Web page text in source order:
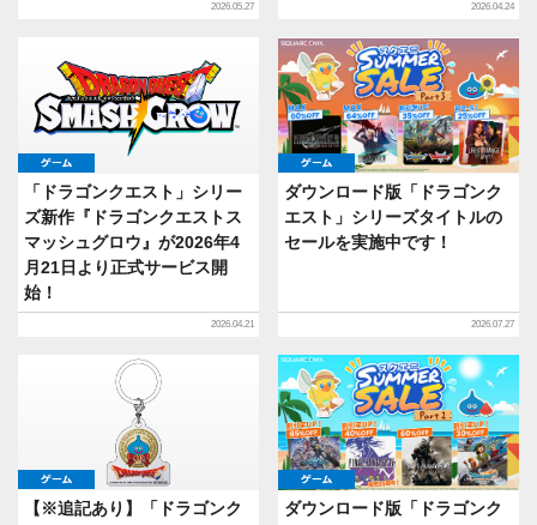
2026.05.27 2026.04.24
「ドラゴンクエスト」シリー
ズ新作『ドラゴンクエストス
マッシュグロウ』が2026年4
月21日より正式サービス開
始！
2026.04.21
ゲーム
ダウンロード版「ドラゴンク
エスト」シリーズタイトルの
セールを実施中です！
2026.07.27
ゲーム
【※追記あり】「ドラゴンク
ゲーム
ダウンロード版「ドラゴンク